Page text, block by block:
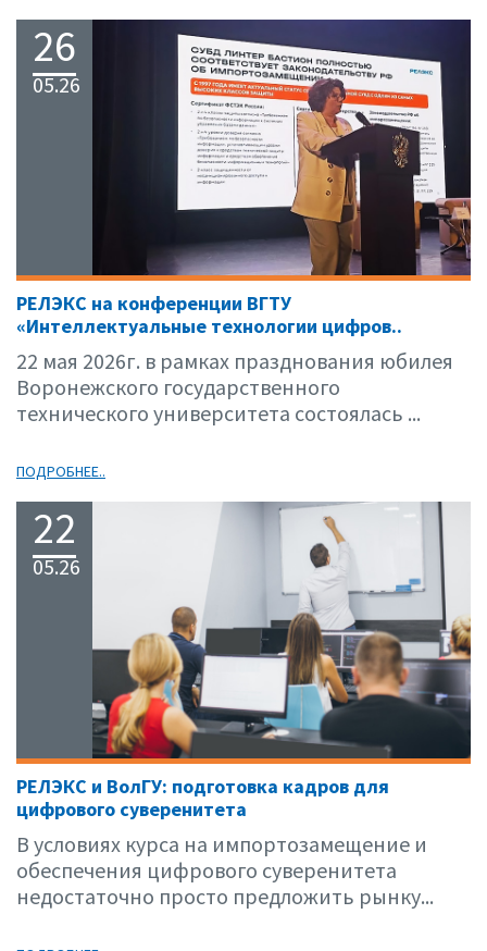
26
05.26
РЕЛЭКС на конференции ВГТУ
«Интеллектуальные технологии цифров..
22 мая 2026г. в рамках празднования юбилея
Воронежского государственного
технического университета состоялась ...
ПОДРОБНЕЕ..
22
05.26
РЕЛЭКС и ВолГУ: подготовка кадров для
цифрового суверенитета
В условиях курса на импортозамещение и
обеспечения цифрового суверенитета
недостаточно просто предложить рынку...